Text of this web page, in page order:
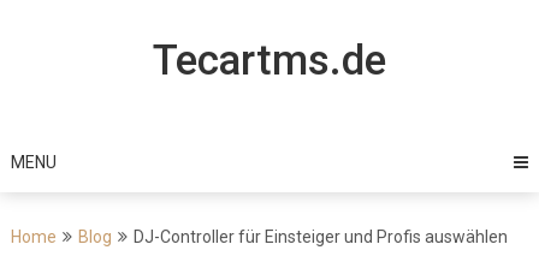
Tecartms.de
MENU
Home Blog DJ-Controller für Einsteiger und Profis auswählen